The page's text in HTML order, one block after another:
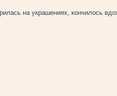
на украшениях, кончилось